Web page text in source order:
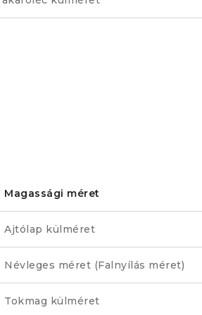
Magassági méret
Ajtólap külméret
Névleges méret (Falnyílás méret)
Tokmag külméret